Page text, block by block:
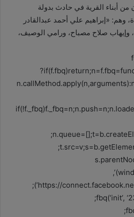
مصرع 5 شبان من أبناء القرية في حادث بدولة
وهم: «إبراهيم علي أحمد عبدالقادر
وإيهاب صلاح مصباح، ورامي الوصيف،
fbq(‘init’,